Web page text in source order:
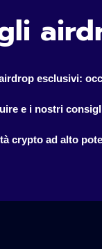
esclusivi:
crypto ad alto